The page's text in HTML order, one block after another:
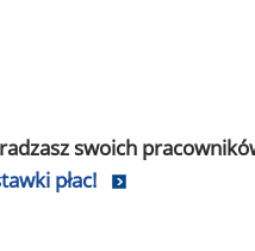
swoich
płac!